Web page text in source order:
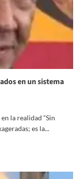
en un sistema
la realidad “Sin
es la...